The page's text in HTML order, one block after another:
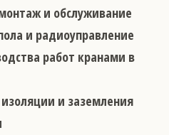
и обслуживание
и радиоуправление
работ кранами в
и заземления